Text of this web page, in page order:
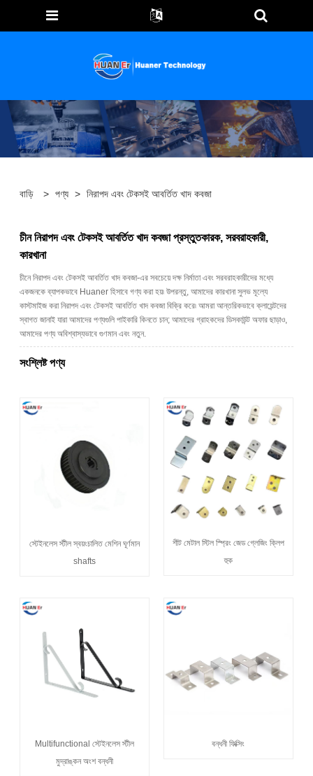
বাড়ি > পণ্য > নিরাপদ এবং টেকসই আবর্তিত খাদ কবজা
চীন নিরাপদ এবং টেকসই আবর্তিত খাদ কবজা প্রস্তুতকারক, সরবরাহকারী,
কারখানা
চীনে নিরাপদ এবং টেকসই আবর্তিত খাদ কবজা-এর সবচেয়ে দক্ষ নির্মাতা এবং সরবরাহকারীদের মধ্যে
একজনকে ব্যাপকভাবে Huaner হিসাবে গণ্য করা হয়৷ উপরন্তু, আমাদের কারখানা সুলভ মূল্যে
কাস্টমাইজ করা নিরাপদ এবং টেকসই আবর্তিত খাদ কবজা বিক্রি করে৷ আমরা আন্তরিকভাবে ক্লায়েন্টদের
স্বাগত জানাই যারা আমাদের পণ্যগুলি পাইকারি কিনতে চান; আমাদের গ্রাহকদের ডিসকাউন্ট অফার ছাড়াও,
আমাদের পণ্য অবিশ্বাস্যভাবে গুণমান এবং নতুন.
সংশ্লিষ্ট পণ্য
স্টেইনলেস স্টীল স্বয়ংচালিত মেশিন ঘূর্ণমান
shafts
শীট মেটাল স্টিল স্প্রিং জেড গ্লেজিং ক্লিপ
হুক
Multifunctional স্টেইনলেস স্টীল
মুদ্রাঙ্কন অংশ বন্ধনী
বন্ধনী ফিক্সিং